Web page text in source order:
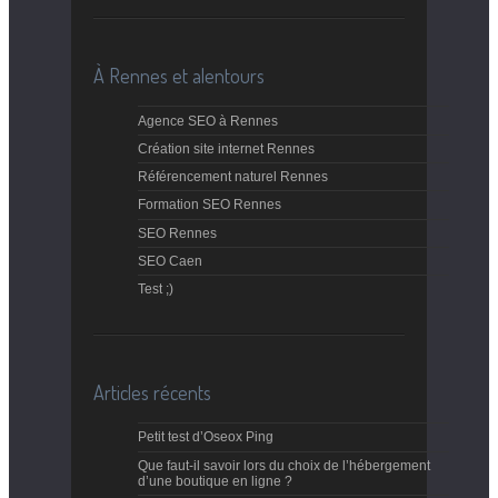
À Rennes et alentours
Agence SEO à Rennes
Création site internet Rennes
Référencement naturel Rennes
Formation SEO Rennes
SEO Rennes
SEO Caen
Test ;)
Articles récents
Petit test d’Oseox Ping
Que faut-il savoir lors du choix de l’hébergement
d’une boutique en ligne ?